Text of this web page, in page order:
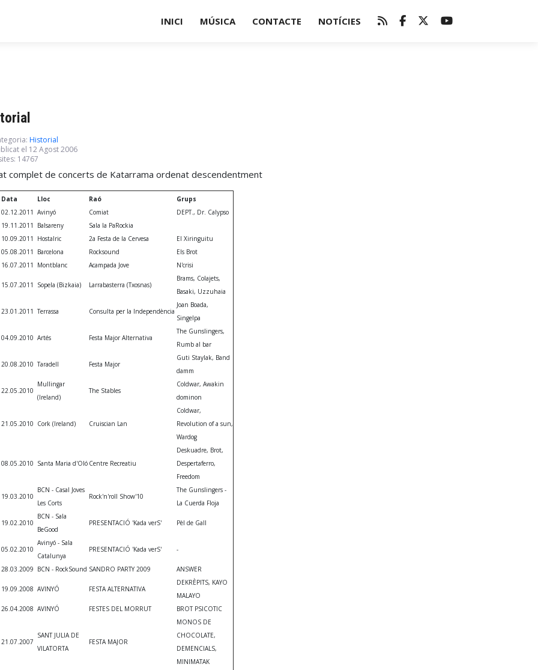
INICI MÚSICA CONTACTE NOTÍCIES
Historial
el 12 Agost 2006
14767
complet de concerts de Katarrama ordenat descendentment
Data Lloc Raó
Grups
02.12.2011 Avinyó Comiat
DEPT., Dr. Calypso
19.11.2011 Balsareny
Sala la PaRockia
10.09.2011 Hostalric 2a Festa de la Cervesa
El Xiringuitu
05.08.2011 Barcelona Rocksound
Els Brot
16.07.2011 Montblanc Acampada Jove N'crisi
15.07.2011 Sopela (Bizkaia) Larrabasterra (Txosnas)
Brams, Colajets,
Basaki, Uzzuhaia
23.01.2011 Terrassa Consulta per la Independència
Joan Boada,
Singelpa
04.09.2010 Artés Festa Major Alternativa
The Gunslingers,
Rumb al bar
20.08.2010 Taradell Festa Major
Guti Staylak, Band
damm
22.05.2010
Mullingar
(Ireland)
The Stables
Coldwar, Awakin
dominon
21.05.2010 Cork (Ireland) Cruiscian Lan
Coldwar,
Revolution of a sun,
Wardog
08.05.2010 Santa Maria d'Oló Centre Recreatiu
Deskuadre, Brot,
Despertaferro,
Freedom
19.03.2010
BCN - Casal Joves
Les Corts
Rock'n'roll Show'10
The Gunslingers -
La Cuerda Floja
19.02.2010
BCN - Sala
BeGood
PRESENTACIÓ 'Kada verS' Pèl de Gall
05.02.2010
Avinyó - Sala
Catalunya
PRESENTACIÓ 'Kada verS' -
28.03.2009 BCN - RockSound SANDRO PARTY 2009 ANSWER
19.09.2008 AVINYÓ FESTA ALTERNATIVA
DEKRÈPITS, KAYO
MALAYO
26.04.2008 AVINYÓ FESTES DEL MORRUT BROT PSICOTIC
21.07.2007
SANT JULIA DE
VILATORTA
FESTA MAJOR
MONOS DE
CHOCOLATE,
DEMENCIALS,
MINIMATAK